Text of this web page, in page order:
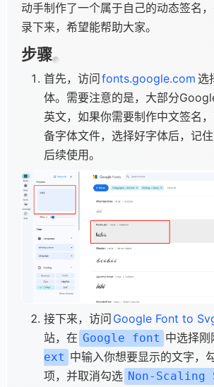
动手制作了一个属于自己的动态签名
录下来，希望能帮助大家。
步骤
首先，访问 fonts.google.com 选
体。需要注意的是，大部分
英文，如果你需要制作中文签名
备字体文件，选择好字体后，记
后续使用。
接下来，访问 Google Font to
站，在 Google font 中选择刚
ext 中输入你想要显示的文字，
项，并取消勾选 Non-Scaling